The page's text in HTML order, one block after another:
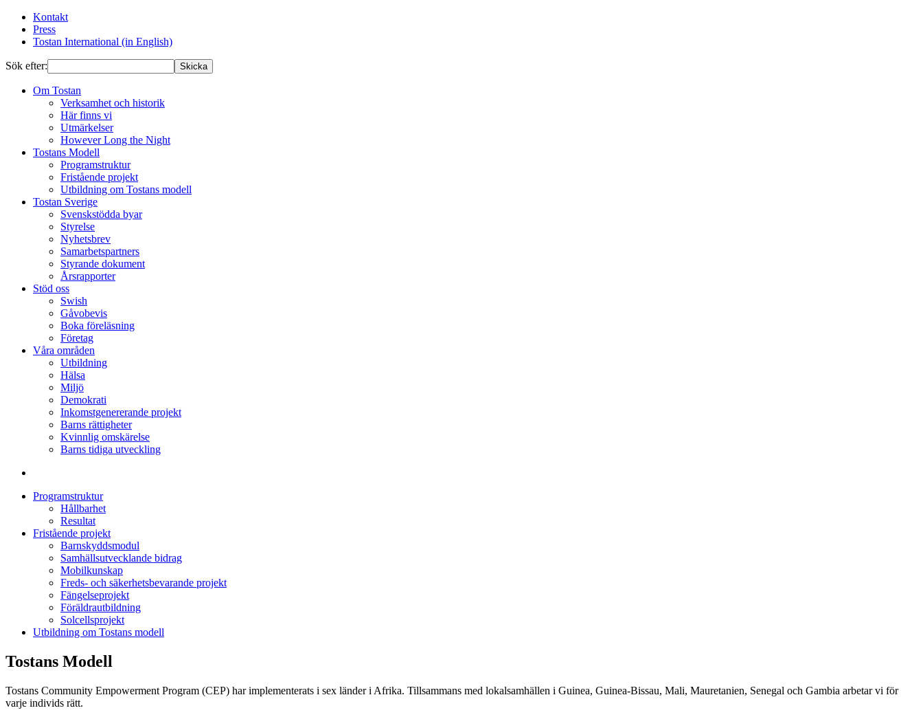
Kontakt
Press
Tostan International (in English)
Sök efter: Skicka
Om Tostan
Verksamhet och historik
Här finns vi
Utmärkelser
However Long the Night
Tostans Modell
Programstruktur
Fristående projekt
Utbildning om Tostans modell
Tostan Sverige
Svenskstödda byar
Styrelse
Nyhetsbrev
Samarbetspartners
Styrande dokument
Årsrapporter
Stöd oss
Swish
Gåvobevis
Boka föreläsning
Företag
Våra områden
Utbildning
Hälsa
Miljö
Demokrati
Inkomstgenererande projekt
Barns rättigheter
Kvinnlig omskärelse
Barns tidiga utveckling
Programstruktur
Hållbarhet
Resultat
Fristående projekt
Barnskyddsmodul
Samhällsutvecklande bidrag
Mobilkunskap
Freds- och säkerhetsbevarande projekt
Fängelseprojekt
Föräldrautbildning
Solcellsprojekt
Utbildning om Tostans modell
Tostans Modell
Tostans Community Empowerment Program (CEP) har implementerats i sex länder i Afrika. Tillsammans med lokalsamhällen i Guinea, Guinea-Bissau, Mali, Mauretanien, Senegal och Gambia arbetar vi för
varje individs rätt.